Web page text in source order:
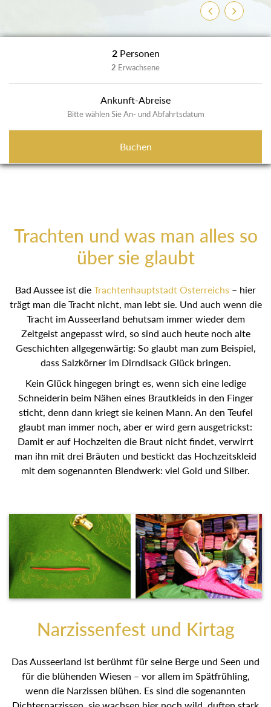
ZurückWeiter
2 Personen
2 Erwachsene
Ankunft-Abreise
Bitte wählen Sie An- und Abfahrtsdatum
Buchen
Trachten und was man alles so
über sie glaubt
Bad Aussee ist die Trachtenhauptstadt Österreichs – hier
trägt man die Tracht nicht, man lebt sie. Und auch wenn die
Tracht im Ausseerland behutsam immer wieder dem
Zeitgeist angepasst wird, so sind auch heute noch alte
Geschichten allgegenwärtig: So glaubt man zum Beispiel,
dass Salzkörner im Dirndlsack Glück bringen.
Kein Glück hingegen bringt es, wenn sich eine ledige
Schneiderin beim Nähen eines Brautkleids in den Finger
sticht, denn dann kriegt sie keinen Mann. An den Teufel
glaubt man immer noch, aber er wird gern ausgetrickst:
Damit er auf Hochzeiten die Braut nicht findet, verwirrt
man ihn mit drei Bräuten und bestickt das Hochzeitskleid
mit dem sogenannten Blendwerk: viel Gold und Silber.
Narzissenfest und Kirtag
Das Ausseerland ist berühmt für seine Berge und Seen und
für die blühenden Wiesen – vor allem im Spätfrühling,
wenn die Narzissen blühen. Es sind die sogenannten